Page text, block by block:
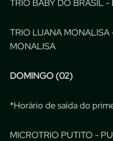
TRIO BABY DO BRASIL
TRIO LUANA MONALISA
MONALISA
DOMINGO (02)
*Horário de saída do
MICROTRIO PUTITO -